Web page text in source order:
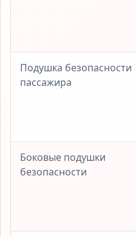
Подушка безопасности
пассажира
Боковые подушки
безопасности